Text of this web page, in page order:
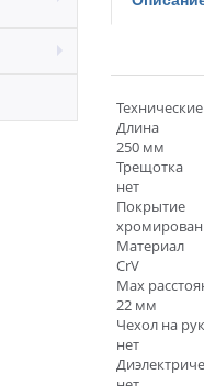
Длина
250 мм
Трещотка
нет
Покрытие
Материал
CrV
Max
22 мм
Чехол на
нет